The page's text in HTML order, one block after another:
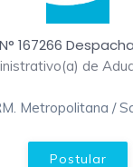
N° 167266
de
Metropolitana /
Postular